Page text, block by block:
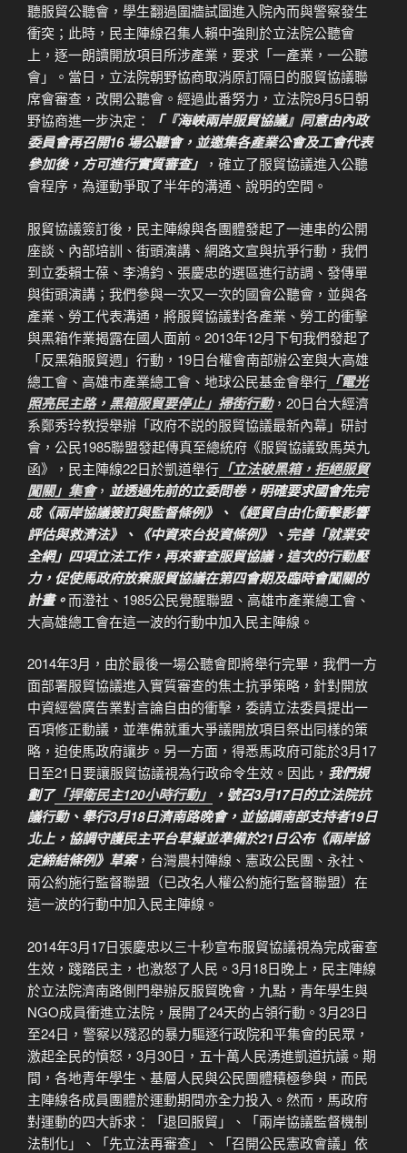
聽服貿公聽會，學生翻過圍牆試圖進入院內而與警察發生
衝突；此時，民主陣線召集人賴中強則於立法院公聽會
上，逐一朗讀開放項目所涉產業，要求「一產業，一公聽
會」。當日，立法院朝野協商取消原訂隔日的服貿協議聯
席會審查，改開公聽會。經過此番努力，立法院8月5日朝
野協商進一步決定：
「『海峽兩岸服貿協議』同意由內政
委員會再召開16 場公聽會，並邀集各產業公會及工會代表
參加後，方可進行實質審查」
，確立了服貿協議進入公聽
會程序，為運動爭取了半年的溝通、說明的空間。
服貿協議簽訂後，民主陣線與各團體發起了一連串的公開
座談、內部培訓、街頭演講、網路文宣與抗爭行動，我們
到立委賴士葆、李鴻鈞、張慶忠的選區進行訪調、發傳單
與街頭演講；我們參與一次又一次的國會公聽會，並與各
產業、勞工代表溝通，將服貿協議對各產業、勞工的衝擊
與黑箱作業揭露在國人面前。2013年12月下旬我們發起了
「反黑箱服貿週」行動，19日台權會南部辦公室與大高雄
總工會、高雄市產業總工會、地球公民基金會舉行 「電光
照亮民主路，黑箱服貿要停止」掃街行動，20日台大經濟
系鄭秀玲教授舉辦「政府不説的服貿協議最新內幕」研討
會，公民1985聯盟發起傳真至總統府《服貿協議致馬英九
函》，民主陣線22日於凱道舉行 「立法破黑箱，拒絕服貿
闖關」集會， 並透過先前的立委問卷，明確要求國會先完
成《兩岸協議簽訂與監督條例》、《經貿自由化衝擊影響
評估與救濟法》、《中資來台投資條例》、完善「就業安
全網」四項立法工作，再來審查服貿協議，這次的行動壓
力，促使馬政府放棄服貿協議在第四會期及臨時會闖關的
計畫。而澄社、1985公民覺醒聯盟、高雄市產業總工會、
大高雄總工會在這一波的行動中加入民主陣線。
2014年3月，由於最後一場公聽會即將舉行完畢，我們一方
面部署服貿協議進入實質審查的焦土抗爭策略，針對開放
中資經營廣告業對言論自由的衝擊，委請立法委員提出一
百項修正動議，並準備就重大爭議開放項目祭出同樣的策
略，迫使馬政府讓步。另一方面，得悉馬政府可能於3月17
日至21日要讓服貿協議視為行政命令生效。因此， 我們規
劃了「捍衛民主120小時行動」
，號召3月17日的立法院抗
議行動、舉行3月18日濟南路晚會，並協調南部支持者19日
北上，協調守護民主平台草擬並準備於21日公布《兩岸協
定締結條例》草案，台灣農村陣線、憲政公民團、永社、
兩公約施行監督聯盟（已改名人權公約施行監督聯盟）在
這一波的行動中加入民主陣線。
2014年3月17日張慶忠以三十秒宣布服貿協議視為完成審查
生效，踐踏民主，也激怒了人民。3月18日晚上，民主陣線
於立法院濟南路側門舉辦反服貿晚會，九點，青年學生與
NGO成員衝進立法院，展開了24天的占領行動。3月23日
至24日，警察以殘忍的暴力驅逐行政院和平集會的民眾，
激起全民的憤怒，3月30日，五十萬人民湧進凱道抗議。期
間，各地青年學生、基層人民與公民團體積極參與，而民
主陣線各成員團體於運動期間亦全力投入。然而，馬政府
對運動的四大訴求：「退回服貿」、「兩岸協議監督機制
法制化」、「先立法再審查」、「召開公民憲政會議」依